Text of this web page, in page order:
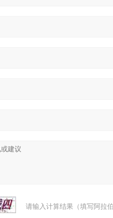
请输入计算结果（填写阿拉